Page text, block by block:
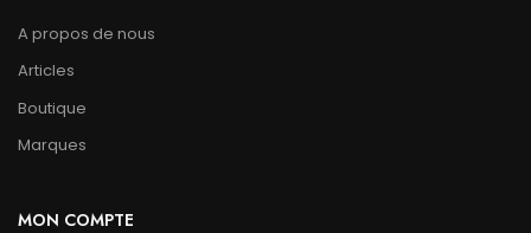
A propos de nous
Articles
Boutique
Marques
MON COMPTE